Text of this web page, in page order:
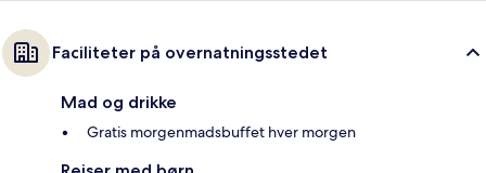
Faciliteter på overnatningsstedet
Mad og drikke
Gratis morgenmadsbuffet hver morgen